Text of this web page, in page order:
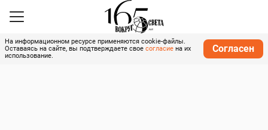
На информационном ресурсе применяются cookie-файлы.
Оставаясь на сайте, вы подтверждаете свое согласие на их
использование.
Согласен